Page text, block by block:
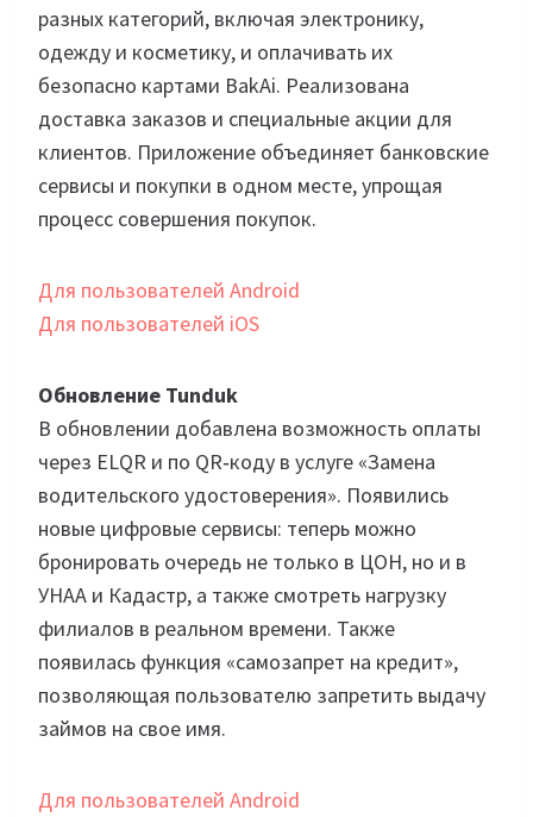
разных категорий, включая электронику,
одежду и косметику, и оплачивать их
безопасно картами BakAi. Реализована
доставка заказов и специальные акции для
клиентов. Приложение объединяет банковские
сервисы и покупки в одном месте, упрощая
процесс совершения покупок.
Для пользователей Android
Для пользователей iOS
Обновление Tunduk
В обновлении добавлена возможность оплаты
через ELQR и по QR‑коду в услуге «Замена
водительского удостоверения». Появились
новые цифровые сервисы: теперь можно
бронировать очередь не только в ЦОН, но и в
УНАА и Кадастр, а также смотреть нагрузку
филиалов в реальном времени. Также
появилась функция «самозапрет на кредит»,
позволяющая пользователю запретить выдачу
займов на свое имя.
Для пользователей Android